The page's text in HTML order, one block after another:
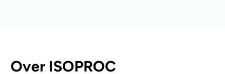
Over ISOPROC